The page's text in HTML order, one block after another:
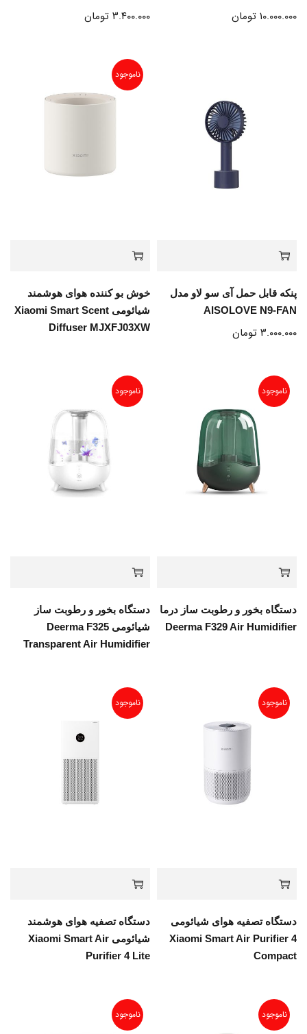
۱۰.۰۰۰.۰۰۰ تومان ۳.۴۰۰.۰۰۰ تومان
پنکه قابل حمل آی سو لاو مدل
AISOLOVE N9-FAN
۳.۰۰۰.۰۰۰ تومان
ناموجود
خوش بو کننده هوای هوشمند
شیائومی Xiaomi Smart Scent
Diffuser MJXFJ03XW
ناموجود
دستگاه بخور و رطوبت ساز درما
Deerma F329 Air Humidifier
ناموجود
دستگاه بخور و رطوبت ساز
شیائومی Deerma F325
Transparent Air Humidifier
ناموجود
دستگاه تصفیه هوای شیائومی
Xiaomi Smart Air Purifier 4
Compact
ناموجود
دستگاه تصفیه هوای هوشمند
شیائومی Xiaomi Smart Air
Purifier 4 Lite
ناموجود ناموجود